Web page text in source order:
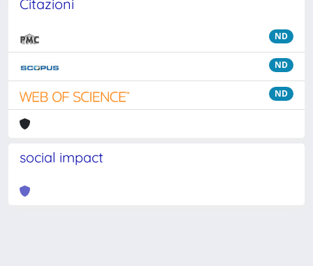
Citazioni
ND
ND
ND
social impact